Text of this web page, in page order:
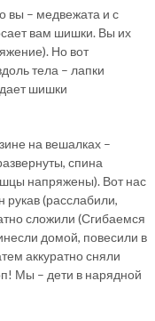
вы – медвежата и с
вам шишки. Вы их
Но вот
тела – лапки
шишки
на вешалках –
спина
напряжены). Вот нас
рукав (расслабили,
сложили (Сгибаемся
домой, повесили в
аккуратно сняли
Мы – дети в нарядной